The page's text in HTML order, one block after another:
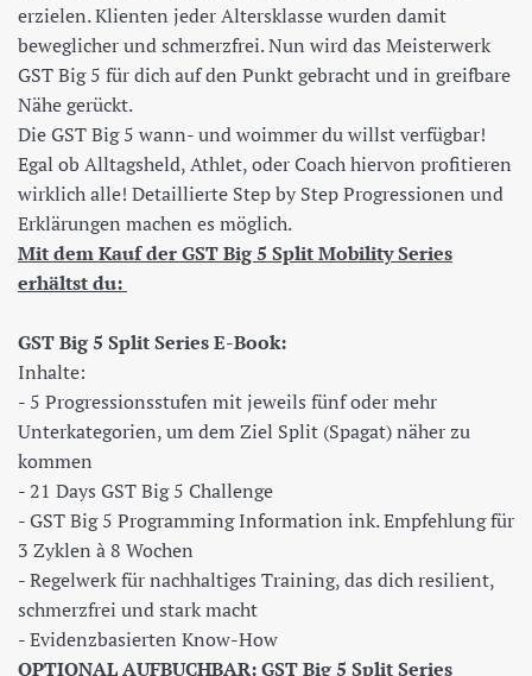
erzielen. Klienten jeder Altersklasse wurden damit
beweglicher und schmerzfrei. Nun wird das Meisterwerk
GST Big 5 für dich auf den Punkt gebracht und in greifbare
Nähe gerückt.
Die GST Big 5 wann- und woimmer du willst verfügbar!
Egal ob Alltagsheld, Athlet, oder Coach hiervon profitieren
wirklich alle! Detaillierte Step by Step Progressionen und
Erklärungen machen es möglich.
Mit dem Kauf der GST Big 5 Split Mobility Series
erhältst du:
GST Big 5 Split Series E-Book:
Inhalte:
- 5 Progressionsstufen mit jeweils fünf oder mehr
Unterkategorien, um dem Ziel Split (Spagat) näher zu
kommen
- 21 Days GST Big 5 Challenge
- GST Big 5 Programming Information ink. Empfehlung für
3 Zyklen à 8 Wochen
- Regelwerk für nachhaltiges Training, das dich resilient,
schmerzfrei und stark macht
- Evidenzbasierten Know-How
OPTIONAL AUFBUCHBAR: GST Big 5 Split Series